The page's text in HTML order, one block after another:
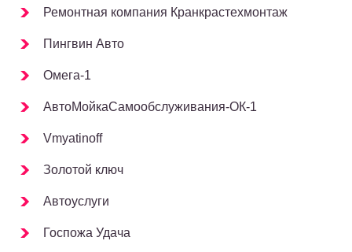
Ремонтная компания Кранкрастехмонтаж
Пингвин Авто
Омега-1
АвтоМойкаСамообслуживания-ОК-1
Vmyatinoff
Золотой ключ
Автоуслуги
Госпожа Удача